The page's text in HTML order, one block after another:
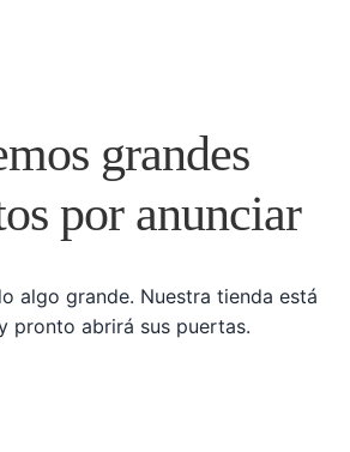
grandes
por anunciar
algo grande. Nuestra tienda está
pronto abrirá sus puertas.